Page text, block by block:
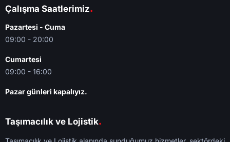
Çalışma Saatlerimiz.
Pazartesi - Cuma
09:00 - 20:00
Cumartesi
09:00 - 16:00
Pazar günleri kapalıyız.
Taşımacılık ve Lojistik.